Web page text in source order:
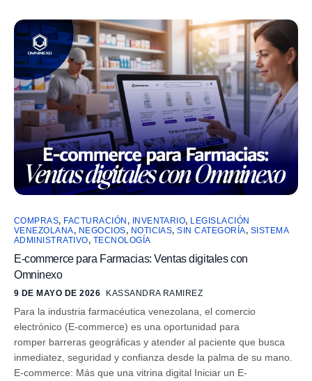
COMPRAS, FACTURACIÓN, INVENTARIO, LEGISLACIÓN
VENEZOLANA, NEGOCIOS, NOTICIAS,SIN CATEGORÍA, SISTEMA
ADMINISTRATIVO, TECNOLOGÍA
E-commerce para Farmacias: Ventas digitales con
Omninexo
9 DE MAYO DE 2026 KASSANDRA RAMIREZ
Para la industria farmacéutica venezolana, el comercio
electrónico (E-commerce) es una oportunidad para
romper barreras geográficas y atender al paciente que busca
inmediatez, seguridad y confianza desde la palma de su mano.
E-commerce: Más que una vitrina digital Iniciar un E-